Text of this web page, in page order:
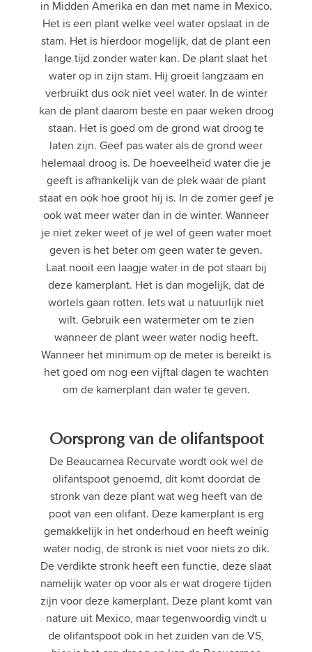
in Midden Amerika en dan met name in Mexico.
Het is een plant welke veel water opslaat in de
stam. Het is hierdoor mogelijk, dat de plant een
lange tijd zonder water kan. De plant slaat het
water op in zijn stam. Hij groeit langzaam en
verbruikt dus ook niet veel water. In de winter
kan de plant daarom beste en paar weken droog
staan. Het is goed om de grond wat droog te
laten zijn. Geef pas water als de grond weer
helemaal droog is. De hoeveelheid water die je
geeft is afhankelijk van de plek waar de plant
staat en ook hoe groot hij is. In de zomer geef je
ook wat meer water dan in de winter. Wanneer
je niet zeker weet of je wel of geen water moet
geven is het beter om geen water te geven.
Laat nooit een laagje water in de pot staan bij
deze kamerplant. Het is dan mogelijk, dat de
wortels gaan rotten. Iets wat u natuurlijk niet
wilt. Gebruik een watermeter om te zien
wanneer de plant weer water nodig heeft.
Wanneer het minimum op de meter is bereikt is
het goed om nog een vijftal dagen te wachten
om de kamerplant dan water te geven.
Oorsprong van de olifantspoot
De Beaucarnea Recurvate wordt ook wel de
olifantspoot genoemd, dit komt doordat de
stronk van deze plant wat weg heeft van de
poot van een olifant. Deze kamerplant is erg
gemakkelijk in het onderhoud en heeft weinig
water nodig, de stronk is niet voor niets zo dik.
De verdikte stronk heeft een functie, deze slaat
namelijk water op voor als er wat drogere tijden
zijn voor deze kamerplant. Deze plant komt van
nature uit Mexico, maar tegenwoordig vindt u
de olifantspoot ook in het zuiden van de VS,